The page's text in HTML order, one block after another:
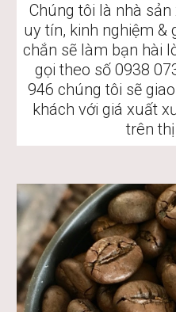
Chúng tôi là nhà
uy tín, kinh nghiệm &
chắn sẽ làm bạn hài
gọi theo số 0938
946 chúng tôi sẽ
khách với giá xuất
trên